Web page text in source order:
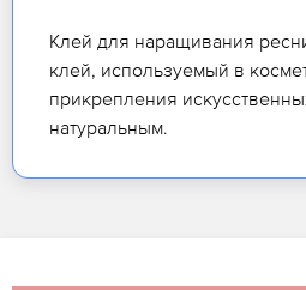
Клей для наращивания
клей, используемый в
прикрепления
натуральным.